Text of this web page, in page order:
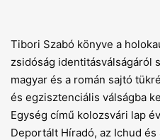
Tibori Szabó könyve a
zsidóság identitásválságáról
magyar és a román sajtó
és egzisztenciális válságba
Egység című kolozsvári lap
Deportált Híradó, az Ichud